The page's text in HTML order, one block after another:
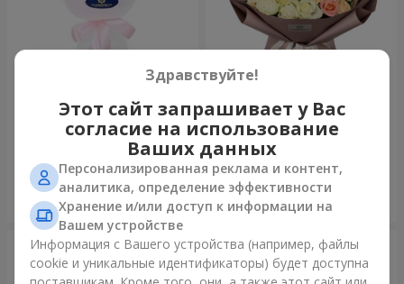
Букет "Пастила"
Заказать
Букет "Нежный оттенок"
4 999 грн
Заказать
Здравствуйте!
Этот сайт запрашивает у Вас
согласие на использование
Ваших данных
Персонализированная реклама и контент,
аналитика, определение эффективности
Хранение и/или доступ к информации на
Вашем устройстве
Информация с Вашего устройства (например, файлы
cookie и уникальные идентификаторы) будет доступна